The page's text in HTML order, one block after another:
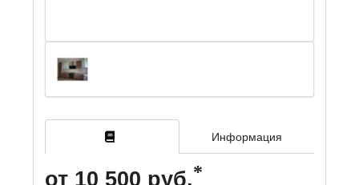
Информация
от 10 500 руб.